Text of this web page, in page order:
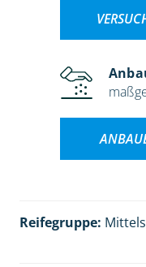
Reifegruppe: